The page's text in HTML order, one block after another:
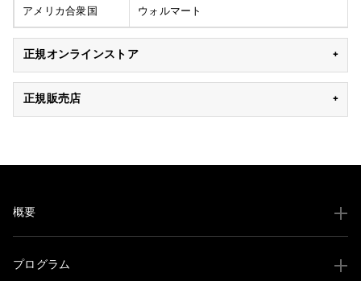
アメリカ合衆国 ウォルマート
正規オンラインストア
正規販売店
概要
プログラム